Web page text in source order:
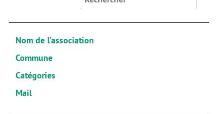
Nom de l’association
Commune
Catégories
Mail